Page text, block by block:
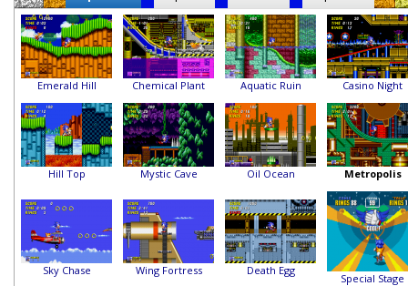
Emerald Hill Chemical Plant Aquatic Ruin Casino Night
Hill Top Mystic Cave Oil Ocean Metropolis
Sky Chase Wing Fortress Death Egg
Special Stage